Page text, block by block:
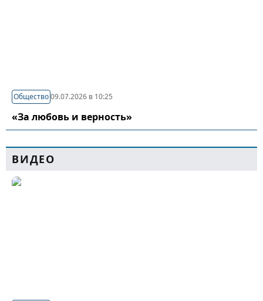
Общество09.07.2026 в 10:25
«За любовь и верность»
ВИДЕО